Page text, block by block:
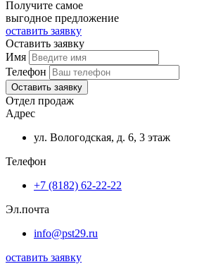
Получите самое
выгодное предложение
оставить заявку
Оставить заявку
Имя
Телефон
Оставить заявку
Отдел продаж
Адрес
ул. Вологодская, д. 6, 3 этаж
Телефон
+7 (8182) 62-22-22
Эл.почта
info@pst29.ru
оставить заявку